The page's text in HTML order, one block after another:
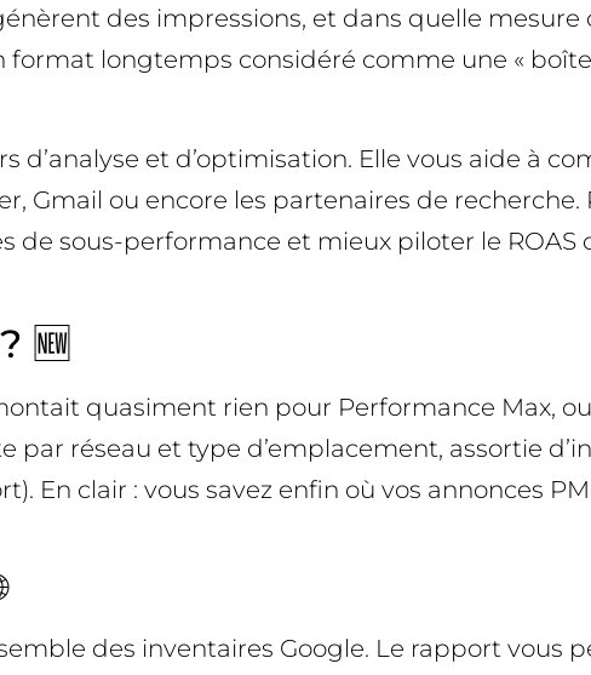
des impressions, et dans quelle mesure
longtemps considéré comme une « boîte
et d’optimisation. Elle vous aide à
Gmail ou encore les partenaires de recherche.
sous-performance et mieux piloter le ROAS
🆕
quasiment rien pour Performance Max,
réseau et type d’emplacement, assortie
En clair : vous savez enfin où vos annonces
des inventaires Google. Le rapport vous